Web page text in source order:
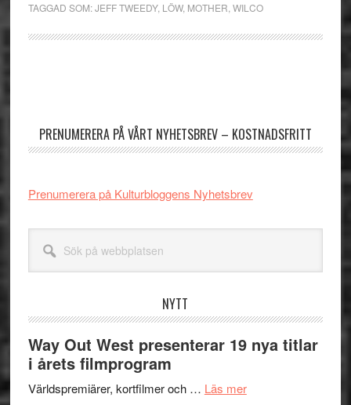
TAGGAD SOM:JEFF TWEEDY, LÖW, MOTHER WILCO
PRENUMERERA PÅ VÅRT NYHETSBREV – KOSTNADSFRITT
Prenumerera på Kulturbloggens Nyhetsbrev
webbplatsen
NYTT
Way Out West presenterar 19 nya titlar
i årets filmprogram
Världspremiärer, kortfilmer och … Läs merom